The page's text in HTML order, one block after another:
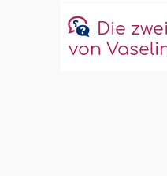
Die
von